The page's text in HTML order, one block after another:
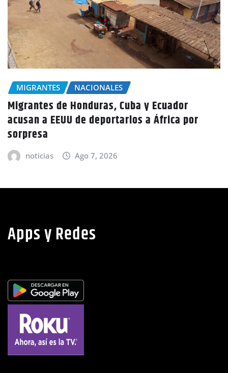
MIGRANTES NACIONALES
Migrantes de Honduras, Cuba y Ecuador
acusan a EEUU de deportarlos a África por
sorpresa
noticias Ago 7, 2026
Apps y Redes